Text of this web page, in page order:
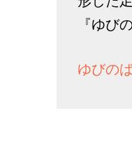
『ゆび
ゆびの